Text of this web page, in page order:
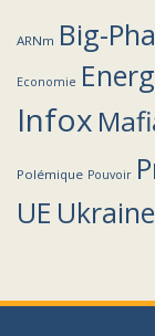
ARNm Big-
Economie
Infox
Polémique Pouvoir
UE Ukraine